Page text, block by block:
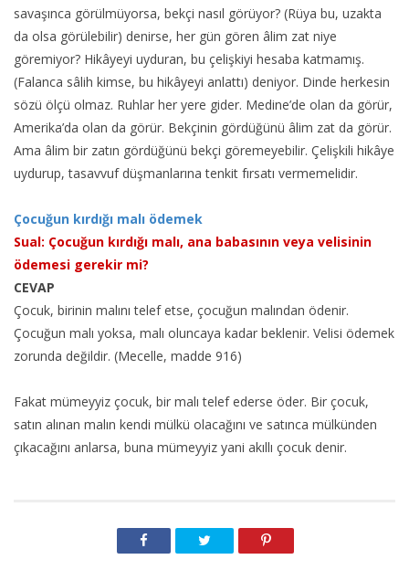
savaşınca görülmüyorsa, bekçi nasıl görüyor? (Rüya bu, uzakta
da olsa görülebilir) denirse, her gün gören âlim zat niye
göremiyor? Hikâyeyi uyduran, bu çelişkiyi hesaba katmamış.
(Falanca sâlih kimse, bu hikâyeyi anlattı) deniyor. Dinde herkesin
sözü ölçü olmaz. Ruhlar her yere gider. Medine’de olan da görür,
Amerika’da olan da görür. Bekçinin gördüğünü âlim zat da görür.
Ama âlim bir zatın gördüğünü bekçi göremeyebilir. Çelişkili hikâye
uydurup, tasavvuf düşmanlarına tenkit fırsatı vermemelidir.
Çocuğun kırdığı malı ödemek
Sual: Çocuğun kırdığı malı, ana babasının veya velisinin
ödemesi gerekir mi?
CEVAP
Çocuk, birinin malını telef etse, çocuğun malından ödenir.
Çocuğun malı yoksa, malı oluncaya kadar beklenir. Velisi ödemek
zorunda değildir. (Mecelle, madde 916)
Fakat mümeyyiz çocuk, bir malı telef ederse öder. Bir çocuk,
satın alınan malın kendi mülkü olacağını ve satınca mülkünden
çıkacağını anlarsa, buna mümeyyiz yani akıllı çocuk denir.